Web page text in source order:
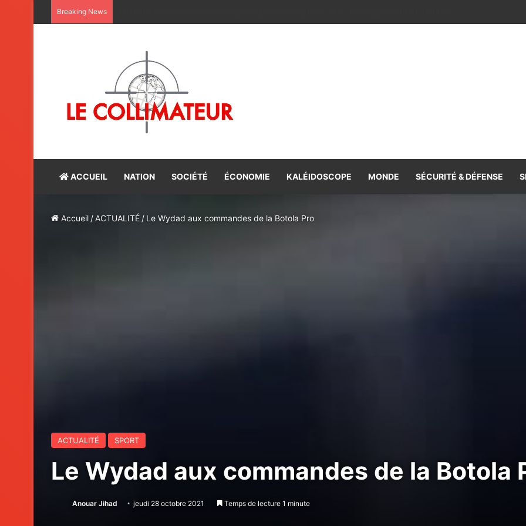
Breaking News
ACCUEIL NATION SOCIÉTÉ ÉCONOMIE KALÉIDOSCOPE MONDE SÉCURITÉ & DÉFENSE
Accueil / ACTUALITÉ / Le Wydad aux commandes de la Botola Pro
ACTUALITÉ SPORT
Le Wydad aux commandes de la Botola
Anouar Jihad jeudi 28 octobre 2021 Temps de lecture 1 minute